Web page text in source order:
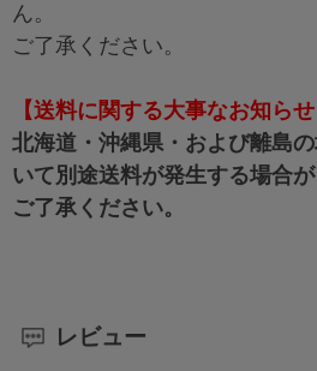
ん。
ご了承ください。
【送料に関する大事なお知らせ
北海道・沖縄県・および離島
いて別途送料が発生する場合が
ご了承ください。
レビュー